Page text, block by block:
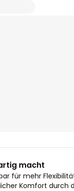
macht
für mehr
Komfort durch